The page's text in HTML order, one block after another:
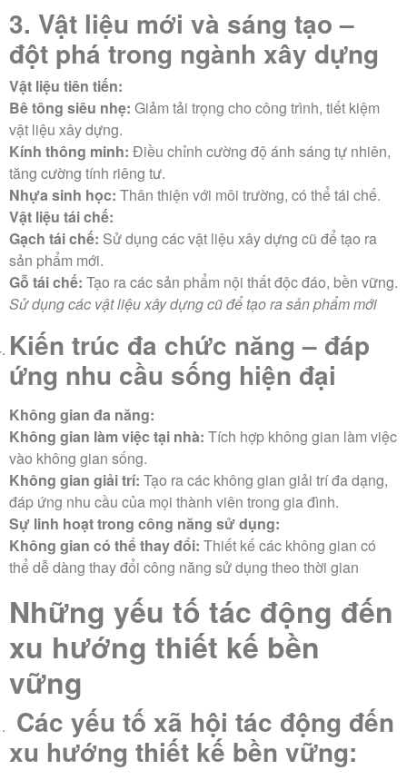
3. Vật liệu mới và sáng tạo –
đột phá trong ngành xây dựng
Vật liệu tiên tiến:
Bê tông siêu nhẹ: Giảm tải trọng cho công trình, tiết kiệm
vật liệu xây dựng.
Kính thông minh: Điều chỉnh cường độ ánh sáng tự nhiên,
tăng cường tính riêng tư.
Nhựa sinh học: Thân thiện với môi trường, có thể tái chế.
Vật liệu tái chế:
Gạch tái chế: Sử dụng các vật liệu xây dựng cũ để tạo ra
sản phẩm mới.
Gỗ tái chế: Tạo ra các sản phẩm nội thất độc đáo, bền vững.
Sử dụng các vật liệu xây dựng cũ để tạo ra sản phẩm mới
Kiến trúc đa chức năng – đáp
ứng nhu cầu sống hiện đại
Không gian đa năng:
Không gian làm việc tại nhà: Tích hợp không gian làm việc
vào không gian sống.
Không gian giải trí: Tạo ra các không gian giải trí đa dạng,
đáp ứng nhu cầu của mọi thành viên trong gia đình.
Sự linh hoạt trong công năng sử dụng:
Không gian có thể thay đổi: Thiết kế các không gian có
thể dễ dàng thay đổi công năng sử dụng theo thời gian
Những yếu tố tác động đến
xu hướng thiết kế bền
vững
Các yếu tố xã hội tác động đến
xu hướng thiết kế bền vững: